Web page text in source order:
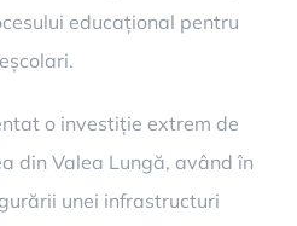
educațional pentru
o investiție extrem de
din Valea Lungă, având în
unei infrastructuri